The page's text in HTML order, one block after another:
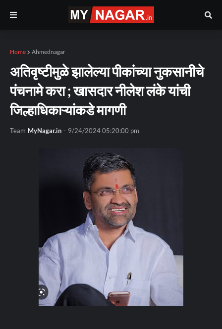
Home Ahmednagar
अतिवृष्टीमुळे झालेल्या पीकांच्या नुकसानीचे
पंचनामे करा ; खासदार नीलेश लंके यांची
जिल्हाधिकाऱ्यांकडे मागणी
Team MyNagar.in - 9/24/2024 05:20:00 pm